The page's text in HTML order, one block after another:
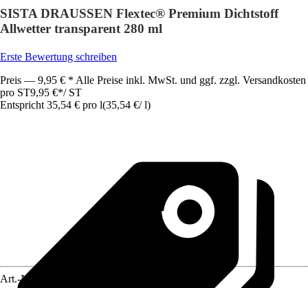
SISTA DRAUSSEN Flextec® Premium Dichtstoff
Allwetter transparent 280 ml
Erste Bewertung schreiben
Preis — 9,95 € * Alle Preise inkl. MwSt. und ggf. zzgl. Versandkosten
pro ST9,95 €*/ ST
Entspricht 35,54 € pro l(35,54 €/ l)
Art.-Nr.